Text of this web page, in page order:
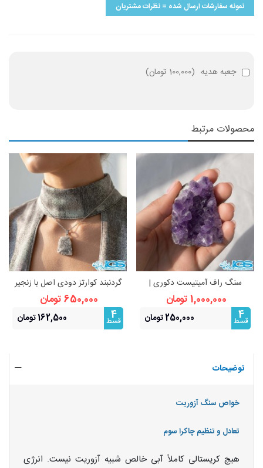
نمونه سفارشات ارسال شده = نظرات مشتریان
جعبه هدیه (100,000 تومان )
محصولات مرتبط
سنگ راف آمیتیست دکوری |
زیبایی طبیعی و انرژی‌بخش
1,000,000 تومان
4
قسط 250,000 تومان
گردنبند کوارتز دودی اصل با زنجیر
استیل | آرامش و محافظت انرژی
650,000 تومان
4
قسط 162,500 تومان
توضیحات
خواص سنگ آزوریت
تعادل و تنظیم چاکرا سوم
هیچ کریستالی کاملاً آبی خالص شبیه آزوریت نیست. انرژی